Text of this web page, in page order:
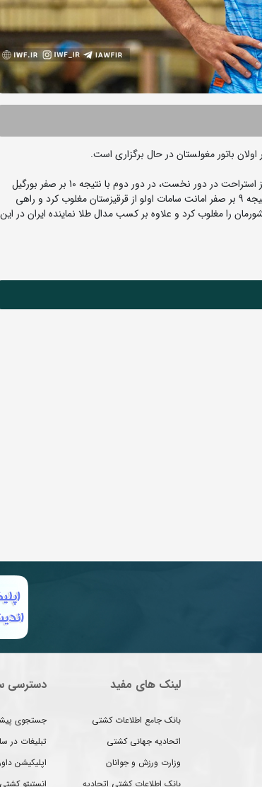
به گزارش روابط عمومی فدراسیون کشتی، در وزن 72 کیلوگرم، دانیال سهرابی پس از استراحت در دور نخست، در دور دوم با نتیجه 10 بر صفر بورگیل
توشینباتار از مغولستان را شکست داد و راهی نیمه نهایی شد. وی در این مرحله با نتیجه 9 بر صفر امانت سامات اولو از قرقیزستان مغلوب کرد و راهی
جواد رضایی دیگر نماینده کشورمان را مغلوب کرد و علاوه بر کسب مدال طلا نماینده ایران در این
لینک های مفید
بانک جامع اطلاعات کشتی
اتحادیه جهانی کشتی
وزارت ورزش و جوانان
بانک اطلاعات کشتی اتحادیه
دسترسی
جستجوی
تبلیغات در
اپلیکیشن
انستیتو کشتی